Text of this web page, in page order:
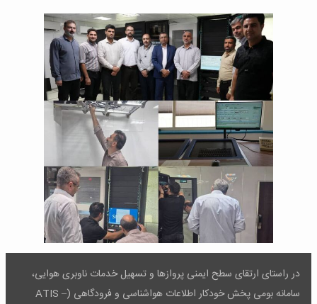
در راستای ارتقای سطح ایمنی پروازها و تسهیل خدمات ناوبری هوایی،
سامانه بومی پخش خودکار اطلاعات هواشناسی و فرودگاهی (ATIS –